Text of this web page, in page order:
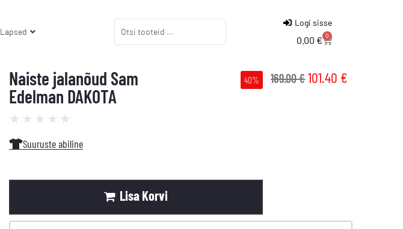
Lapsed
Logi sisse
0.00 € 0
Naiste jalanõud Sam
Edelman DAKOTA
40% 169.00€ 101.40 €
★ ★ ★ ★ ★
Suuruste abiline
Lisa Korvi